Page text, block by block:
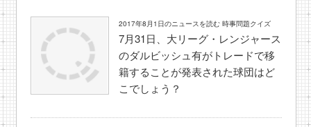
2017年8月1日のニュースを読む 時事問題クイズ
7月31日、大リーグ・レンジャース
のダルビッシュ有がトレードで移
籍することが発表された球団はど
こでしょう？